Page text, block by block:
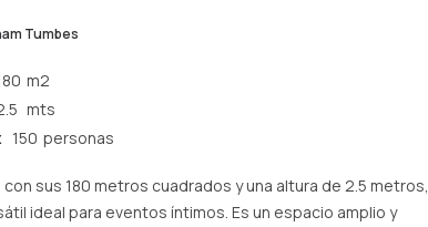
Tumbes
150
con sus 180 metros cuadrados y una altura de 2.5 metros,
ideal para eventos íntimos. Es un espacio amplio y